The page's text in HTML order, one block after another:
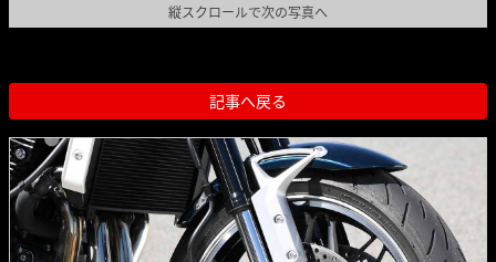
縦スクロールで次の写真へ
記事へ戻る